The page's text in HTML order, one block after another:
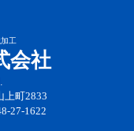
工
会社
上町2833
27-1622